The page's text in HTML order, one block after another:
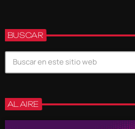
BUSCAR
AL AIRE